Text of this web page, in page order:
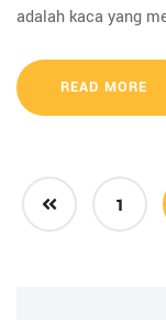
adalah kaca yang
READ MORE
1